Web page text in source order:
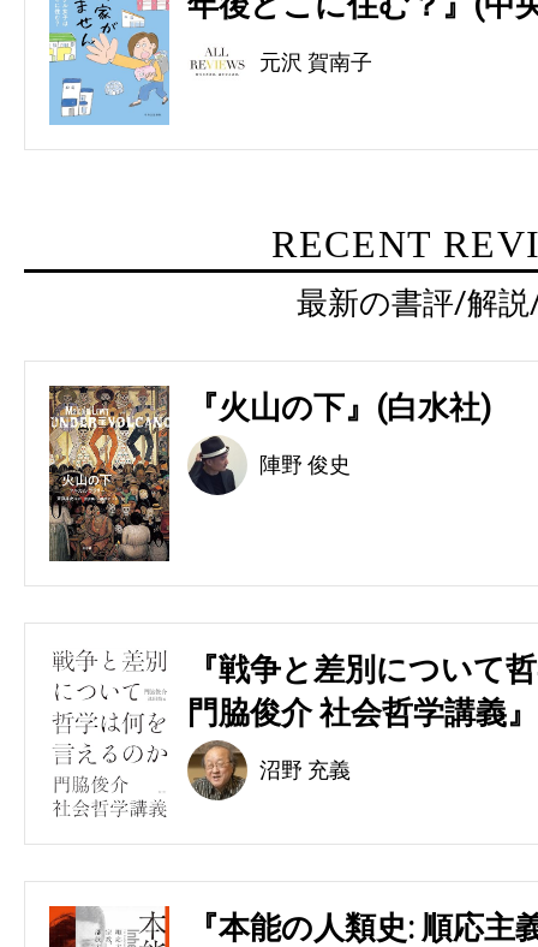
元沢 賀南子
RECENT
最新の書評/解
『火山の下』(白水社)
陣野 俊史
『戦争と差別について
門脇俊介 社会哲学講義
沼野 充義
『本能の人類史: 順応